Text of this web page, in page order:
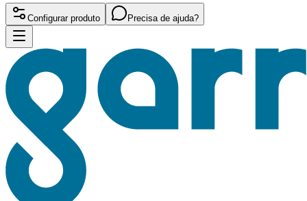
Configurar produto Precisa de ajuda?